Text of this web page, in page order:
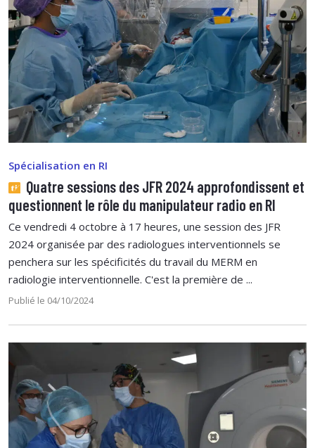
Spécialisation en RI
Quatre sessions des JFR 2024 approfondissent et
questionnent le rôle du manipulateur radio en RI
Ce vendredi 4 octobre à 17 heures, une session des JFR
2024 organisée par des radiologues interventionnels se
penchera sur les spécificités du travail du MERM en
radiologie interventionnelle. C'est la première de ...
Publié le 04/10/2024